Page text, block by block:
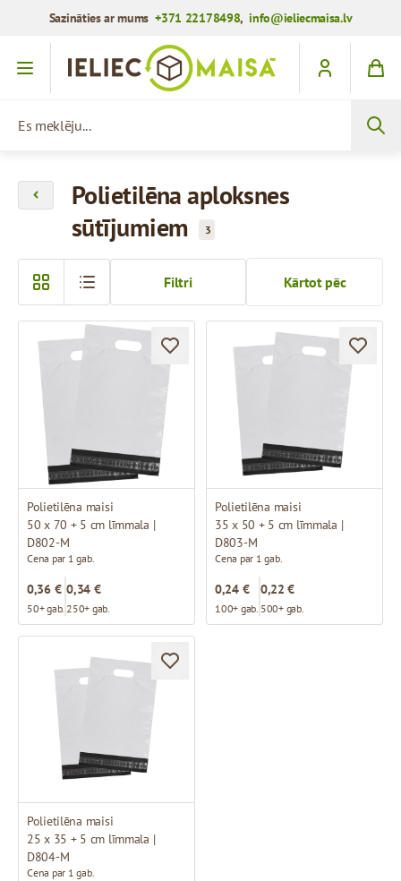
Sazināties ar mums+371 22178498,info@ieliecmaisa.lv
Iet uz saturu
Polietilēna aploksnes
sūtījumiem
3
Kārtot pēc
Filtri
Polietilēna maisi
50 x 70 + 5 cm līmmala |
D802-M
Cena par 1 gab.
0,36 €
50+ gab.
0,34 €
250+ gab.
Polietilēna maisi
35 x 50 + 5 cm līmmala |
D803-M
Cena par 1 gab.
0,24 €
100+ gab.
0,22 €
500+ gab.
Polietilēna maisi
25 x 35 + 5 cm līmmala |
D804-M
Cena par 1 gab.